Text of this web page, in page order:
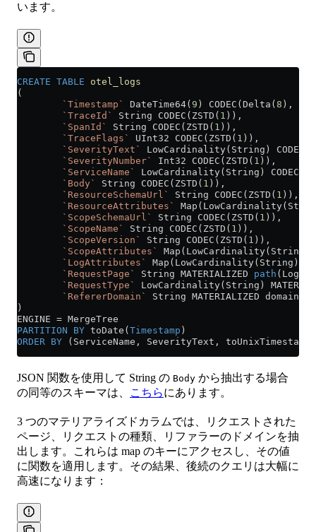
います。
CREATE TABLE otel_logs
(
        `Timestamp`
DateTime64( 9 ) CODEC(Delta( 8 ),
        `TraceId`
String CODEC(ZSTD( 1 )),
        `SpanId`
String CODEC(ZSTD( 1 )),
        `TraceFlags`
UInt32 CODEC(ZSTD( 1 )),
        `SeverityText`
LowCardinality(String)
        `SeverityNumber`
Int32 CODEC(ZSTD( 1 )),
        `ServiceName`
LowCardinality(String)
        `Body`
String CODEC(ZSTD( 1 )),
        `ResourceSchemaUrl`
String CODEC(ZSTD( 1 )),
        `ResourceAttributes`
        `ScopeSchemaUrl`
String CODEC(ZSTD( 1 )),
        `ScopeName`
String CODEC(ZSTD( 1 )),
        `ScopeVersion`
String CODEC(ZSTD( 1 )),
        `ScopeAttributes`
Map(LowCardinality(String),
        `LogAttributes`
Map(LowCardinality(String),
        `RequestPage`
String MATERIALIZED path
        `RequestType`
LowCardinality(String)
        `RefererDomain`
String MATERIALIZED
)
ENGINE = MergeTree
PARTITION BY toDate( Timestamp )
ORDER BY (ServiceName, SeverityText, toUnixTimestamp(
JSON 関数を使用して String の Body から抽出する場合
の同等のスキーマは、
こちらにあります。
3 つのマテリアライズドカラムでは、リクエストされた
ページ、リクエストの種類、リファラーのドメインを抽
出します。これらは map のキーにアクセスし、その値
に関数を適用します。その結果、後続のクエリは大幅に
高速になります：